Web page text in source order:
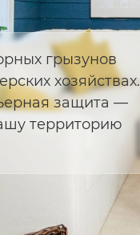
грызунов
хозяйствах.
защита —
территорию